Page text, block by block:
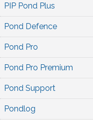
PIP Pond Plus
Pond Defence
Pond Pro
Pond Pro Premium
Pond Support
Pondlog